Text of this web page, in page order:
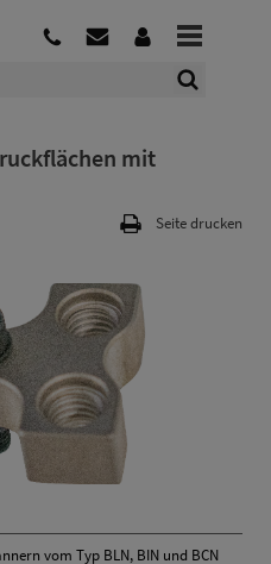
mit
Seite drucken
vom Typ BLN, BIN und BCN